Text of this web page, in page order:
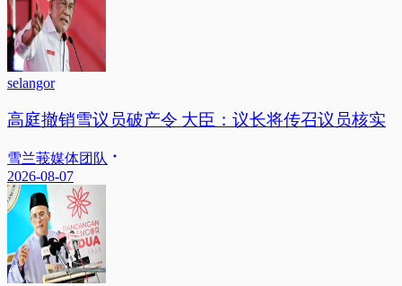
selangor
高庭撤销雪议员破产令 大臣：议长将传召议员核实
雪兰莪媒体团队
2026-08-07